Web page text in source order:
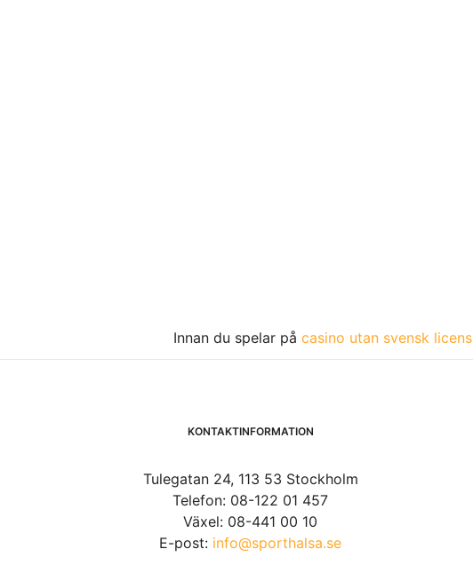
Innan du spelar på casino utan svensk licens
KONTAKTINFORMATION
Tulegatan 24, 113 53 Stockholm
Telefon: 08-122 01 457
Växel: 08-441 00 10
E-post: info@sporthalsa.se